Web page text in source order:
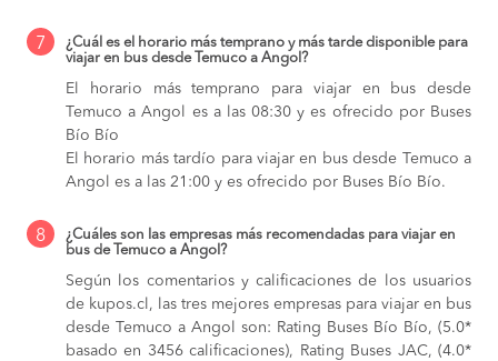
7
¿Cuál es el horario más temprano y más tarde disponible para
viajar en bus desde Temuco a Angol?
El horario más temprano para viajar en bus desde
Temuco a Angol es a las 08:30 y es ofrecido por Buses
Bío Bío
El horario más tardío para viajar en bus desde Temuco a
Angol es a las 21:00 y es ofrecido por Buses Bío Bío.
8
¿Cuáles son las empresas más recomendadas para viajar en
bus de Temuco a Angol?
Según los comentarios y calificaciones de los usuarios
de kupos.cl, las tres mejores empresas para viajar en bus
desde Temuco a Angol son: Rating Buses Bío Bío, (5.0*
basado en 3456 calificaciones), Rating Buses JAC, (4.0*